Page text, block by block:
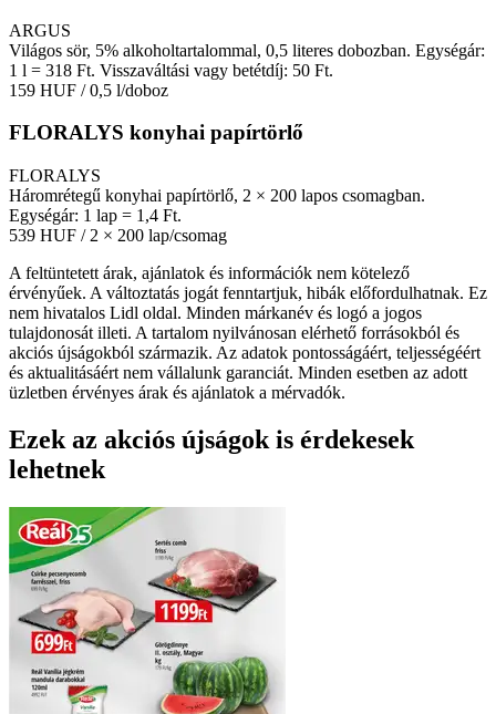
ARGUS
Világos sör, 5% alkoholtartalommal, 0,5 literes dobozban. Egységár:
1 l = 318 Ft. Visszaváltási vagy betétdíj: 50 Ft.
159 HUF / 0,5 l/doboz
FLORALYS konyhai papírtörlő
FLORALYS
Háromrétegű konyhai papírtörlő, 2 × 200 lapos csomagban.
Egységár: 1 lap = 1,4 Ft.
539 HUF / 2 × 200 lap/csomag
A feltüntetett árak, ajánlatok és információk nem kötelező
érvényűek. A változtatás jogát fenntartjuk, hibák előfordulhatnak. Ez
nem hivatalos Lidl oldal. Minden márkanév és logó a jogos
tulajdonosát illeti. A tartalom nyilvánosan elérhető forrásokból és
akciós újságokból származik. Az adatok pontosságáért, teljességéért
és aktualitásáért nem vállalunk garanciát. Minden esetben az adott
üzletben érvényes árak és ajánlatok a mérvadók.
Ezek az akciós újságok is érdekesek
lehetnek